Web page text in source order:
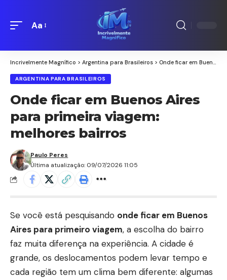
Redimensionamento
fontes
Aa
Incrivelmente Magnífico > Argentina para Brasileiros > Onde ficar em Buenos Aires para primeira viagem: melhores bairros
ARGENTINA PARA BRASILEIROS
Onde ficar em Buenos Aires
para primeira viagem:
melhores bairros
Última atualização: 09/07/2026 11:05
Paulo Peres
Se você está pesquisando onde ficar em Buenos
Aires para primeiro viagem, a escolha do bairro
faz muita diferença na experiência. A cidade é
grande, os deslocamentos podem levar tempo e
cada região tem um clima bem diferente: algumas